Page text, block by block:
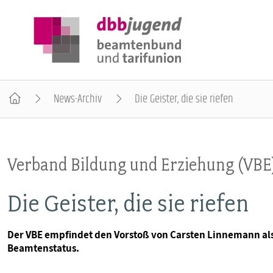
POSITIONEN
AUSBILDUNGSINFORMATIONEN
INTERNATIONALES
News-Archiv Die Geister, die sie riefen
Verband Bildung und Erziehung
Die Geister, die sie riefen
Der VBE empfindet den Vorstoß von Carsten Linnemann
Beamtenstatus.